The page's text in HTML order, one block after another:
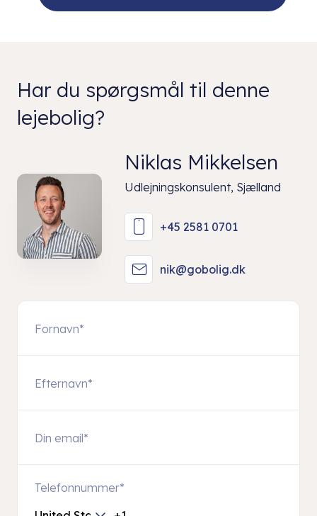
Har du spørgsmål til denne
lejebolig?
Niklas Mikkelsen
Udlejningskonsulent, Sjælland
+45 2581 0701
nik@gobolig.dk
Telefonnummer*